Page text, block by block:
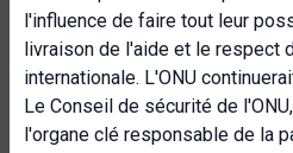
l'influence de faire tout leur
livraison de l'aide et le respect
internationale. L'ONU
Le Conseil de sécurité de
l'organe clé responsable de la